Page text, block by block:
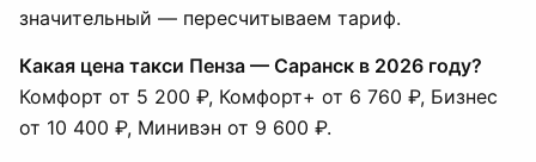
значительный — пересчитываем тариф.
Какая цена такси Пенза — Саранск в 2026 году?
Комфорт от 5 200 ₽, Комфорт+ от 6 760 ₽, Бизнес
от 10 400 ₽, Минивэн от 9 600 ₽.